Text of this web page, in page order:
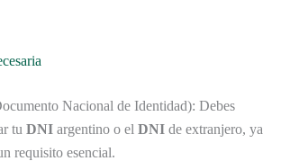
Nacional de Identidad): Debes
tu DNI argentino o el DNI de extranjero, ya
requisito esencial.